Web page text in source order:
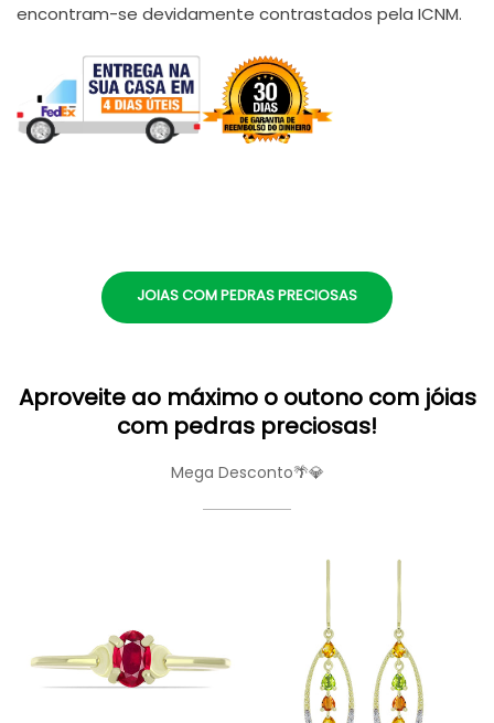
encontram-se devidamente contrastados pela ICNM.
JOIAS COM PEDRAS PRECIOSAS
Aproveite ao máximo o outono com jóias
com pedras preciosas!
Mega Desconto🌴💎